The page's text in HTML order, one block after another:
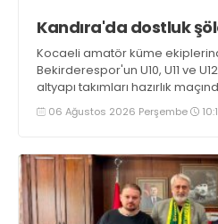
Kandıra'da dostluk
Kocaeli amatör küme
Bekirderespor'un U10, U11 ve
altyapı takımları hazırlık
genç futbolcunun ter döktüğü
sporculara Kandıra'nın
06 Ağustos 2026 Perşembe